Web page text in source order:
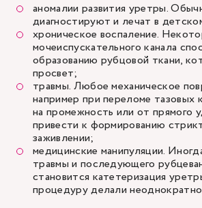
аномалии развития уретры.
диагностируют и лечат в
хроническое воспаление.
мочеиспускательного канала
образованию рубцовой ткани,
просвет;
травмы. Любое механическое
например при переломе тазовых
на промежность или от прямого
привести к формированию
заживлении;
медицинские манипуляции.
травмы и последующего
становится катетеризация
процедуру делали